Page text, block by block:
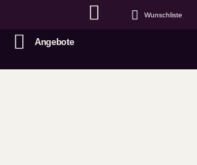
Wunschliste
Angebote